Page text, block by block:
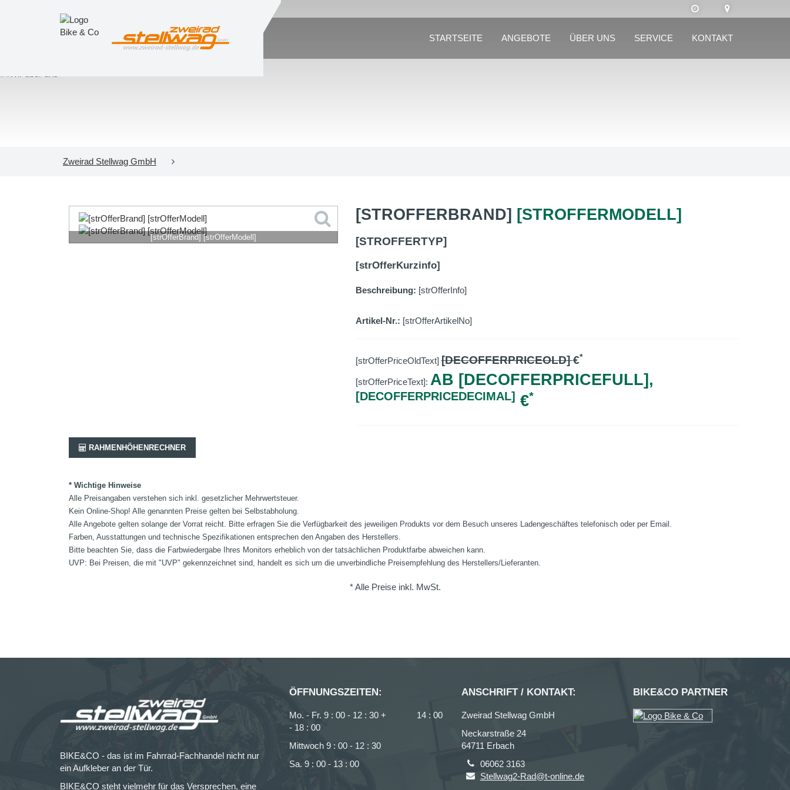
STARTSEITE ANGEBOTE ÜBER UNS SERVICE KONTAKT
Zweirad Stellwag GmbH
[strOfferBrand] [strOfferModell]
[STROFFERBRAND] [STROFFERMODELL]
[STROFFERTYP]
[strOfferKurzinfo]
Beschreibung: [strOfferInfo]
Artikel-Nr.: [strOfferArtikelNo]
[strOfferPriceOldText][DECOFFERPRICEOLD]€*
[strOfferPriceText]: AB [DECOFFERPRICEFULL],
[DECOFFERPRICEDECIMAL] €*
RAHMENHÖHENRECHNER
* Wichtige Hinweise
Alle Preisangaben verstehen sich inkl. gesetzlicher Mehrwertsteuer.
Kein Online-Shop! Alle genannten Preise gelten bei Selbstabholung.
Alle Angebote gelten solange der Vorrat reicht. Bitte erfragen Sie die Verfügbarkeit des jeweiligen Produkts vor dem Besuch unseres Ladengeschäftes telefonisch oder per Email.
Farben, Ausstattungen und technische Spezifikationen entsprechen den Angaben des Herstellers.
Bitte beachten Sie, dass die Farbwiedergabe Ihres Monitors erheblich von der tatsächlichen Produktfarbe abweichen kann.
UVP: Bei Preisen, die mit "UVP" gekennzeichnet sind, handelt es sich um die unverbindliche Preisempfehlung des Herstellers/Lieferanten.
* Alle Preise inkl. MwSt.
BIKE&CO - das ist im Fahrrad-Fachhandel nicht nur
ein Aufkleber an der Tür.
BIKE&CO steht vielmehr für das Versprechen, eine
ÖFFNUNGSZEITEN:
Mo. - Fr. 9 : 00 - 12 : 30 + 14 : 00
- 18 : 00
Mittwoch 9 : 00 - 12 : 30
Sa. 9 : 00 - 13 : 00
ANSCHRIFT / KONTAKT:
Zweirad Stellwag GmbH
Neckarstraße 24
64711 Erbach
06062 3163
Stellwag2-Rad@t-online.de
BIKE&CO PARTNER